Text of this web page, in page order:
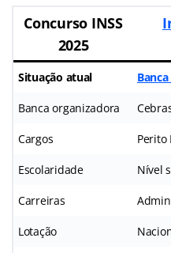
Concurso INSS
2025
Situação atual
Banca organizadora
Cargos Perito
Escolaridade Nível
Carreiras
Lotação